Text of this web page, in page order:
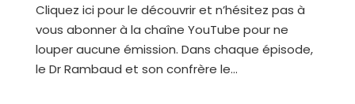
Cliquez ici pour le découvrir et n’hésitez pas à
vous abonner à la chaîne YouTube pour ne
louper aucune émission. Dans chaque épisode,
le Dr Rambaud et son confrère le...